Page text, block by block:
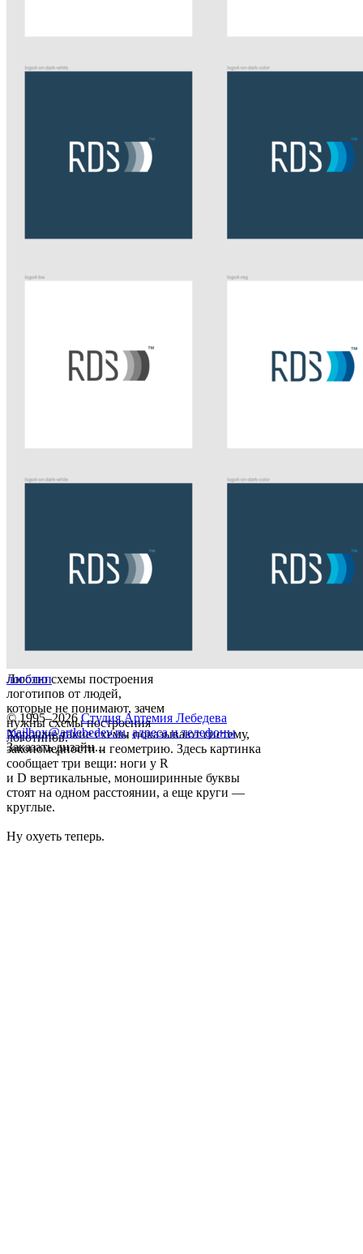
Люблю схемы построения
логотипов от людей,
которые не понимают, зачем
нужны схемы построения
логотипов.
Хорошие такие схемы показывают систему,
закономерности и геометрию. Здесь картинка
сообщает три вещи: ноги у R
и D вертикальные, моноширинные буквы
стоят на одном расстоянии, а еще круги —
круглые.
Ну охуеть теперь.
логотип
© 1995–2026 Студия Артемия Лебедева
mailbox@artlebedev.ru, адреса и телефоны
Заказать дизайн...